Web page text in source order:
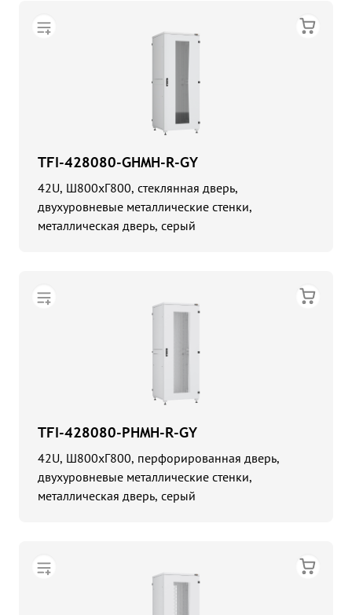
TFI-428080-GHMH-R-GY
42U, Ш800хГ800, стеклянная дверь,
двухуровневые металлические стенки,
металлическая дверь, серый
TFI-428080-PHMH-R-GY
42U, Ш800хГ800, перфорированная дверь,
двухуровневые металлические стенки,
металлическая дверь, серый